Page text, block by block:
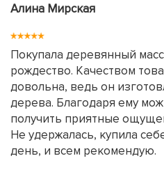
Алина Мирская
Покупала деревянный
рождество. Качеством
довольна, ведь он
дерева. Благодаря ему
получить приятные
Не удержалась, купила
день, и всем рекомендую.